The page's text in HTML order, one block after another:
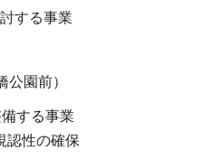
する事業
園前）
する事業
認性の確保